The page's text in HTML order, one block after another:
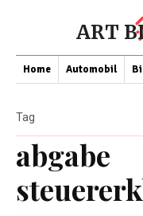
ART
Home Automobil
abgabe
Tag